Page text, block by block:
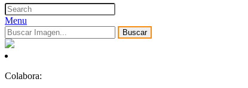
Menu
Buscar
Colabora: